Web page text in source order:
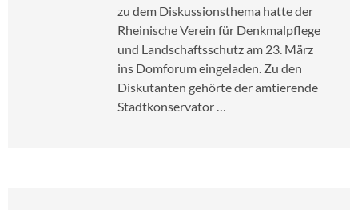
zu dem Diskussionsthema hatte der
Rheinische Verein für Denkmalpflege
und Landschaftsschutz am 23. März
ins Domforum eingeladen. Zu den
Diskutanten gehörte der amtierende
Stadtkonservator …